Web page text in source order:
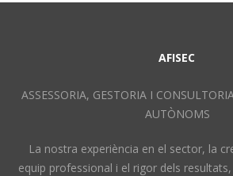
AFISEC
ASSESSORIA, GESTORIA I
AUTÒNOMS
La nostra experiència en el sector, la
equip professional i el rigor dels